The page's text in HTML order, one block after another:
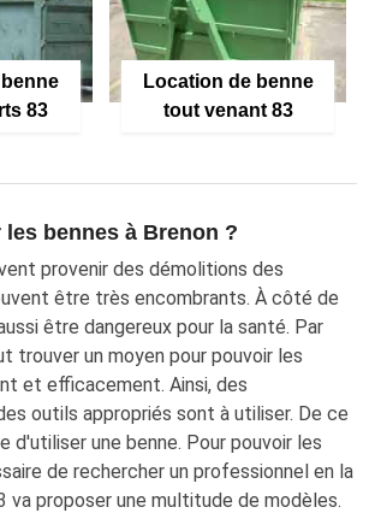
83
Location de benne
tout venant 83
bennes à Brenon ?
provenir des démolitions des
être très encombrants. À côté de
être dangereux pour la santé. Par
trouver un moyen pour pouvoir les
et efficacement. Ainsi, des
outils appropriés sont à utiliser. De ce
d'utiliser une benne. Pour pouvoir les
de rechercher un professionnel en la
va proposer une multitude de modèles.